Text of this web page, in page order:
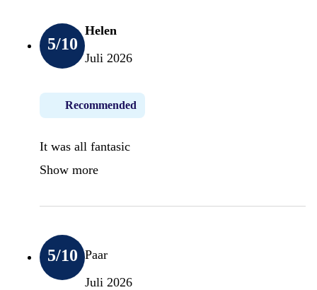
5/10
Helen
Juli 2026
Recommended
It was all fantasic
Show more
5/10 Paar
Juli 2026